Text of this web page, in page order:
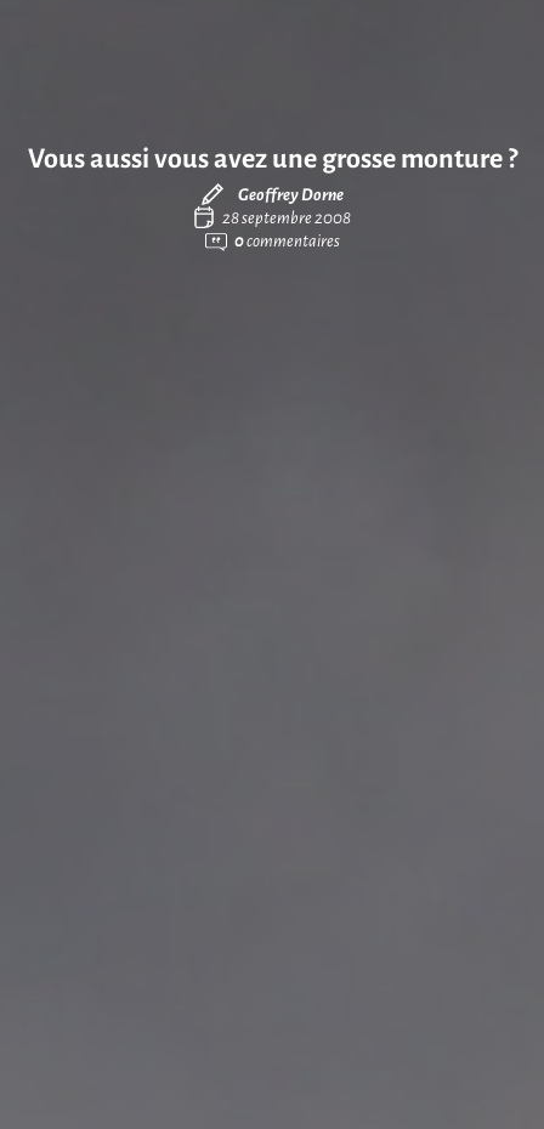
Vous aussi vous avez une grosse monture ?
Geoffrey Dorne
28 septembre 2008
0commentaires